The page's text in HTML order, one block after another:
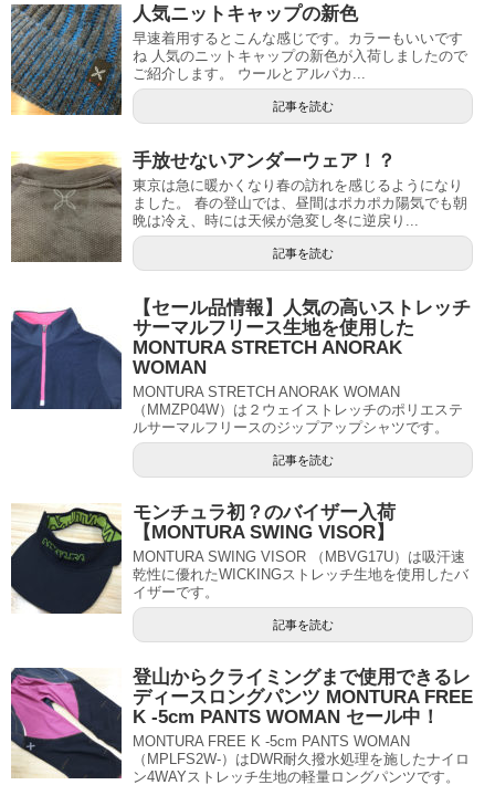
人気ニットキャップの新色
早速着用するとこんな感じです。カラーもいいです
ね 人気のニットキャップの新色が入荷しましたので
ご紹介します。 ウールとアルパカ...
記事を読む
手放せないアンダーウェア！？
東京は急に暖かくなり春の訪れを感じるようになり
ました。 春の登山では、昼間はポカポカ陽気でも朝
晩は冷え、時には天候が急変し冬に逆戻り...
記事を読む
【セール品情報】人気の高いストレッチ
サーマルフリース生地を使用した
MONTURA STRETCH ANORAK
WOMAN
MONTURA STRETCH ANORAK WOMAN
（MMZP04W）は２ウェイストレッチのポリエステ
ルサーマルフリースのジップアップシャツです。
記事を読む
モンチュラ初？のバイザー入荷
【MONTURA SWING VISOR】
MONTURA SWING VISOR （MBVG17U）は吸汗速
乾性に優れたWICKINGストレッチ生地を使用したバ
イザーです。
記事を読む
登山からクライミングまで使用できるレ
ディースロングパンツ MONTURA FREE
K -5cm PANTS WOMAN セール中！
MONTURA FREE K -5cm PANTS WOMAN
（MPLFS2W-）はDWR耐久撥水処理を施したナイロ
ン4WAYストレッチ生地の軽量ロングパンツです。